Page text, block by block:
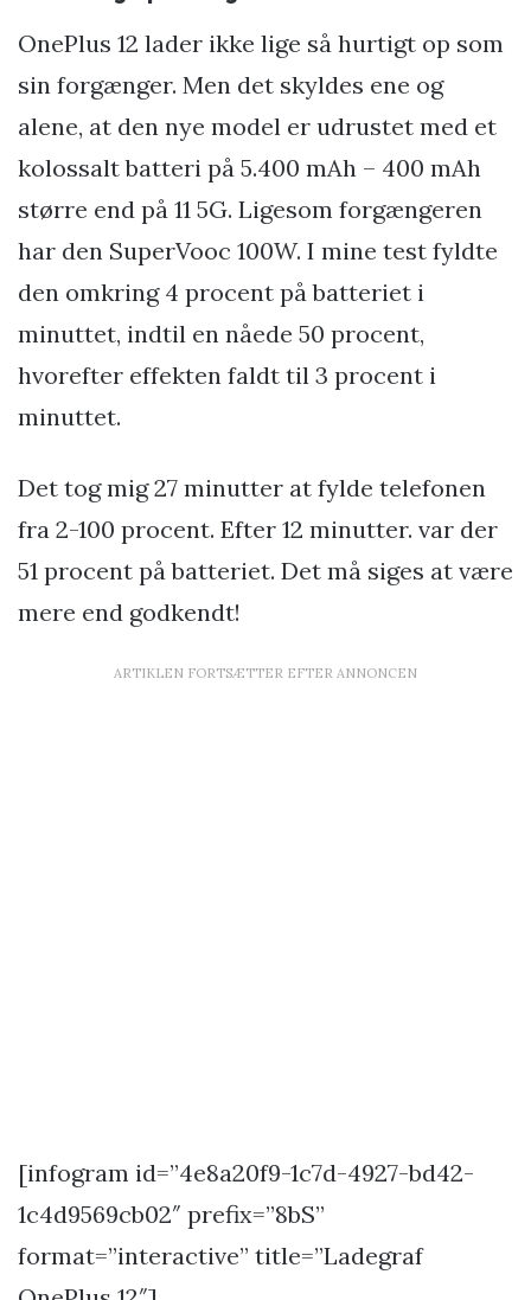
OnePlus 12 lader ikke lige så hurtigt op som
sin forgænger. Men det skyldes ene og
alene, at den nye model er udrustet med et
kolossalt batteri på 5.400 mAh – 400 mAh
større end på 11 5G. Ligesom forgængeren
har den SuperVooc 100W. I mine test fyldte
den omkring 4 procent på batteriet i
minuttet, indtil en nåede 50 procent,
hvorefter effekten faldt til 3 procent i
minuttet.
Det tog mig 27 minutter at fylde telefonen
fra 2-100 procent. Efter 12 minutter. var der
51 procent på batteriet. Det må siges at være
mere end godkendt!
ARTIKLEN FORTSÆTTER EFTER ANNONCEN
[infogram id=”4e8a20f9-1c7d-4927-bd42-
1c4d9569cb02″ prefix=”8bS”
format=”interactive” title=”Ladegraf